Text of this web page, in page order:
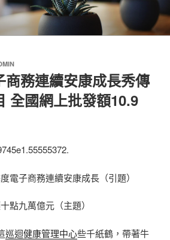
商務連續安康成長秀傳
全國網上批發額10.9
電子商務連續安康成長（引題）
點九萬億元（主題）
巡迴健康管理中心些千紙鶴，帶著牛